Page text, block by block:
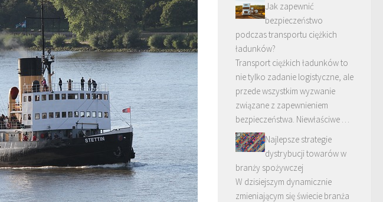
Jak zapewnić
bezpieczeństwo
podczas transportu ciężkich
ładunków?
Transport ciężkich ładunków to
nie tylko zadanie logistyczne, ale
przede wszystkim wyzwanie
związane z zapewnieniem
bezpieczeństwa. Niewłaściwe …
Najlepsze strategie
dystrybucji towarów w
branży spożywczej
W dzisiejszym dynamicznie
zmieniającym się świecie branża